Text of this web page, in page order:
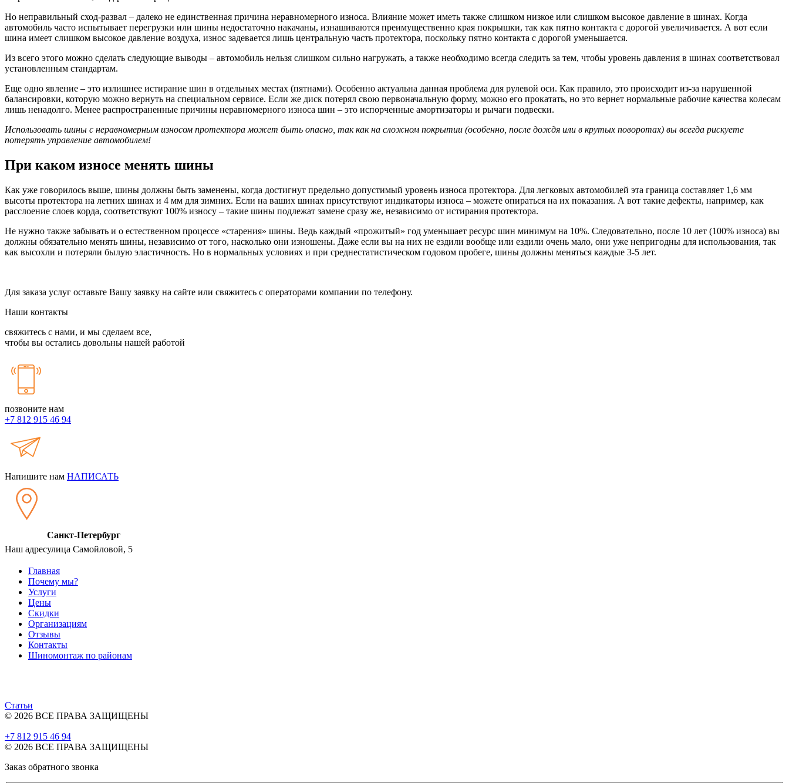
Но неправильный сход-развал – далеко не единственная причина неравномерного износа. Влияние может иметь также слишком низкое или слишком высокое давление в шинах. Когда
автомобиль часто испытывает перегрузки или шины недостаточно накачаны, изнашиваются преимущественно края покрышки, так как пятно контакта с дорогой увеличивается. А вот если
шина имеет слишком высокое давление воздуха, износ задевается лишь центральную часть протектора, поскольку пятно контакта с дорогой уменьшается.
Из всего этого можно сделать следующие выводы – автомобиль нельзя слишком сильно нагружать, а также необходимо всегда следить за тем, чтобы уровень давления в шинах соответствовал
установленным стандартам.
Еще одно явление – это излишнее истирание шин в отдельных местах (пятнами). Особенно актуальна данная проблема для рулевой оси. Как правило, это происходит из-за нарушенной
балансировки, которую можно вернуть на специальном сервисе. Если же диск потерял свою первоначальную форму, можно его прокатать, но это вернет нормальные рабочие качества колесам
лишь ненадолго. Менее распространенные причины неравномерного износа шин – это испорченные амортизаторы и рычаги подвески.
Использовать шины с неравномерным износом протектора может быть опасно, так как на сложном покрытии (особенно, после дождя или в крутых поворотах) вы всегда рискуете
потерять управление автомобилем!
При каком износе менять шины
Как уже говорилось выше, шины должны быть заменены, когда достигнут предельно допустимый уровень износа протектора. Для легковых автомобилей эта граница составляет 1,6 мм
высоты протектора на летних шинах и 4 мм для зимних. Если на ваших шинах присутствуют индикаторы износа – можете опираться на их показания. А вот такие дефекты, например, как
расслоение слоев корда, соответствуют 100% износу – такие шины подлежат замене сразу же, независимо от истирания протектора.
Не нужно также забывать и о естественном процессе «старения» шины. Ведь каждый «прожитый» год уменьшает ресурс шин минимум на 10%. Следовательно, после 10 лет (100% износа) вы
должны обязательно менять шины, независимо от того, насколько они изношены. Даже если вы на них не ездили вообще или ездили очень мало, они уже непригодны для использования, так
как высохли и потеряли былую эластичность. Но в нормальных условиях и при среднестатистическом годовом пробеге, шины должны меняться каждые 3-5 лет.
Для заказа услуг оставьте Вашу заявку на сайте или свяжитесь с операторами компании по телефону.
Наши контакты
свяжитесь с нами, и мы сделаем все,
чтобы вы остались довольны нашей работой
позвоните нам
+7 812 915 46 94
Напишите нам НАПИСАТЬ
Наш адрес
Санкт-Петербург
улица Самойловой, 5
Главная
Почему мы?
Услуги
Цены
Скидки
Организациям
Отзывы
Контакты
Шиномонтаж по районам
Статьи
© 2026 ВСЕ ПРАВА ЗАЩИЩЕНЫ
+7 812 915 46 94
© 2026 ВСЕ ПРАВА ЗАЩИЩЕНЫ
Заказ обратного звонка